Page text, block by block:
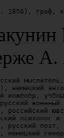
А.
немецкий
инженер,
военный
российский
психолог и
русский
немецкий